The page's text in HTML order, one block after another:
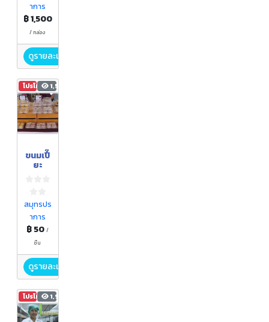
าการ
฿ 1,500
/ กล่อง
ดูรายละเอียด
โปรโมชัน 1,560
ขนมเปี๊
ยะ
สมุทรปร
าการ
฿ 50/
ชิ้น
ดูรายละเอียด
โปรโมชัน 1,925